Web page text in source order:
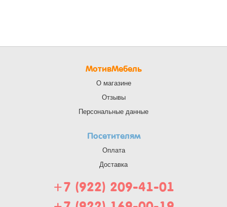
МотивМебель
О магазине
Отзывы
Персональные данные
Посетителям
Оплата
Доставка
+7 (922) 209-41-01